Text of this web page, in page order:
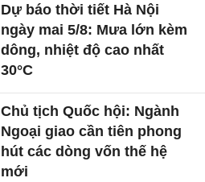
Dự báo thời tiết Hà Nội
ngày mai 5/8: Mưa lớn kèm
dông, nhiệt độ cao nhất
30°C
Chủ tịch Quốc hội: Ngành
Ngoại giao cần tiên phong
hút các dòng vốn thế hệ
mới